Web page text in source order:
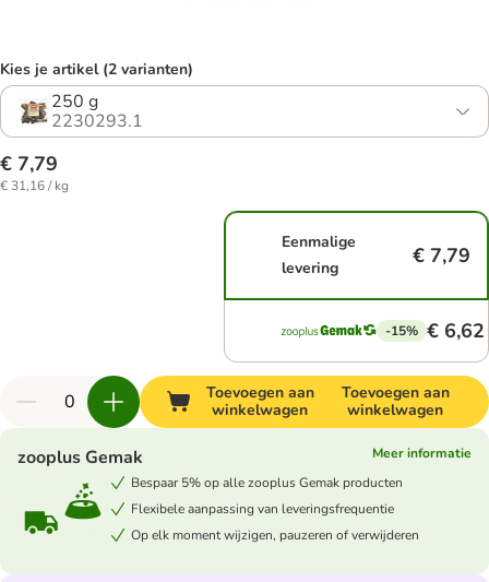
Kies je artikel (2 varianten)
250 g
2230293.1
€ 7,79
€ 31,16 / kg
Eenmalige
levering
€ 7,79
-15% € 6,62
Toevoegen aan
winkelwagen
Toevoegen aan
winkelwagen
zooplus Gemak
Meer informatie
Bespaar 5% op alle zooplus Gemak producten
Flexibele aanpassing van leveringsfrequentie
Op elk moment wijzigen, pauzeren of verwijderen